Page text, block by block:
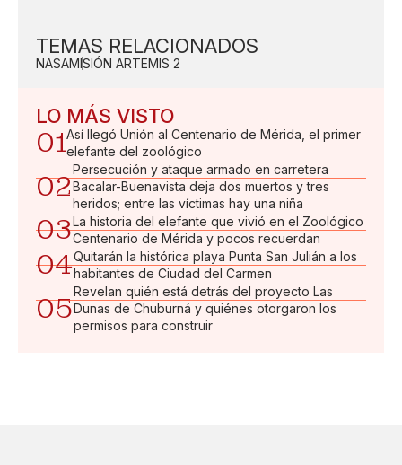
TEMAS RELACIONADOS
NASAMISIÓN ARTEMIS 2
LO MÁS VISTO
01Así llegó Unión al Centenario de Mérida, el primer
elefante del zoológico
02
Persecución y ataque armado en carretera
Bacalar-Buenavista deja dos muertos y tres
heridos; entre las víctimas hay una niña
03La historia del elefante que vivió en el Zoológico
Centenario de Mérida y pocos recuerdan
04Quitarán la histórica playa Punta San Julián a los
habitantes de Ciudad del Carmen
05
Revelan quién está detrás del proyecto Las
Dunas de Chuburná y quiénes otorgaron los
permisos para construir